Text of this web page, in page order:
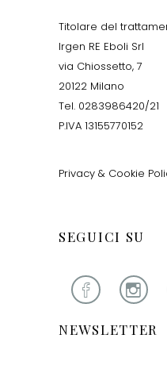
Titolare del
Irgen RE Eboli Srl
via Chiossetto, 7
20122 Milano
Tel. 0283986420/21
P.IVA 13155770152
Privacy & Cookie
SEGUICI SU
NEWSLETTER